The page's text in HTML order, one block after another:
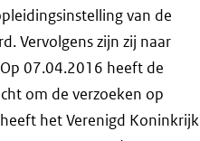
van de
Vervolgens zijn zij naar
07.04.2016 heeft de
om de verzoeken op
het Verenigd Koninkrijk